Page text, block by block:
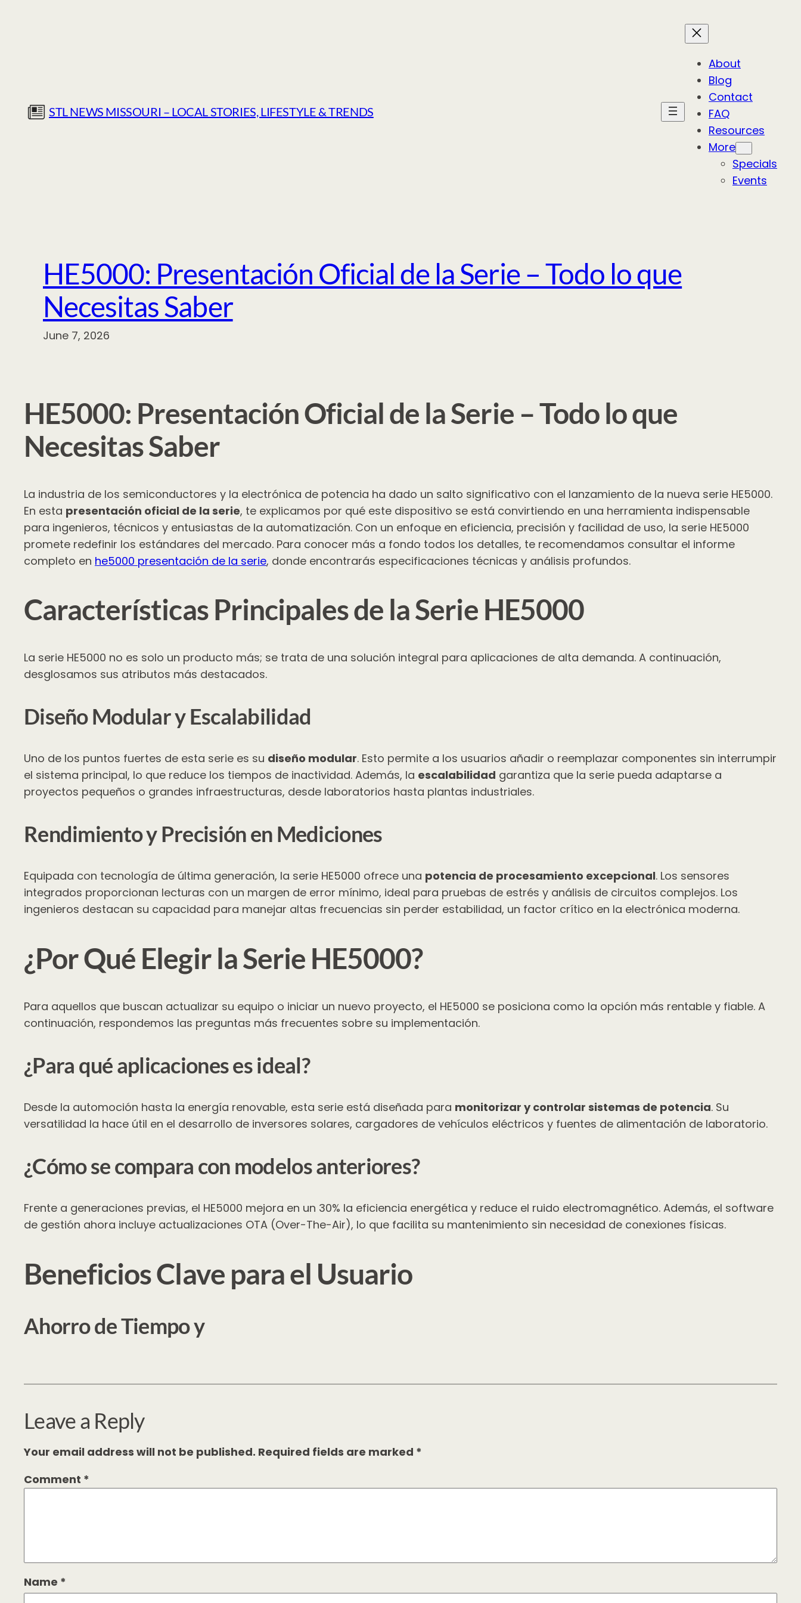
STL NEWS MISSOURI – LOCAL STORIES, LIFESTYLE & TRENDS
About
Blog
Contact
FAQ
Resources
More
Specials
Events
HE5000: Presentación Oficial de la Serie – Todo lo que
Necesitas Saber
June 7, 2026
HE5000: Presentación Oficial de la Serie – Todo lo que
Necesitas Saber
La industria de los semiconductores y la electrónica de potencia ha dado un salto significativo con el lanzamiento de la nueva serie HE5000.
En esta presentación oficial de la serie, te explicamos por qué este dispositivo se está convirtiendo en una herramienta indispensable
para ingenieros, técnicos y entusiastas de la automatización. Con un enfoque en eficiencia, precisión y facilidad de uso, la serie HE5000
promete redefinir los estándares del mercado. Para conocer más a fondo todos los detalles, te recomendamos consultar el informe
completo en he5000 presentación de la serie, donde encontrarás especificaciones técnicas y análisis profundos.
Características Principales de la Serie HE5000
La serie HE5000 no es solo un producto más; se trata de una solución integral para aplicaciones de alta demanda. A continuación,
desglosamos sus atributos más destacados.
Diseño Modular y Escalabilidad
Uno de los puntos fuertes de esta serie es su diseño modular. Esto permite a los usuarios añadir o reemplazar componentes sin interrumpir
el sistema principal, lo que reduce los tiempos de inactividad. Además, la escalabilidad garantiza que la serie pueda adaptarse a
proyectos pequeños o grandes infraestructuras, desde laboratorios hasta plantas industriales.
Rendimiento y Precisión en Mediciones
Equipada con tecnología de última generación, la serie HE5000 ofrece una potencia de procesamiento excepcional. Los sensores
integrados proporcionan lecturas con un margen de error mínimo, ideal para pruebas de estrés y análisis de circuitos complejos. Los
ingenieros destacan su capacidad para manejar altas frecuencias sin perder estabilidad, un factor crítico en la electrónica moderna.
¿Por Qué Elegir la Serie HE5000?
Para aquellos que buscan actualizar su equipo o iniciar un nuevo proyecto, el HE5000 se posiciona como la opción más rentable y fiable. A
continuación, respondemos las preguntas más frecuentes sobre su implementación.
¿Para qué aplicaciones es ideal?
Desde la automoción hasta la energía renovable, esta serie está diseñada para monitorizar y controlar sistemas de potencia. Su
versatilidad la hace útil en el desarrollo de inversores solares, cargadores de vehículos eléctricos y fuentes de alimentación de laboratorio.
¿Cómo se compara con modelos anteriores?
Frente a generaciones previas, el HE5000 mejora en un 30% la eficiencia energética y reduce el ruido electromagnético. Además, el software
de gestión ahora incluye actualizaciones OTA (Over-The-Air), lo que facilita su mantenimiento sin necesidad de conexiones físicas.
Beneficios Clave para el Usuario
Ahorro de Tiempo y
Leave a Reply
Your email address will not be published. Required fields are marked *
Comment *
Name *